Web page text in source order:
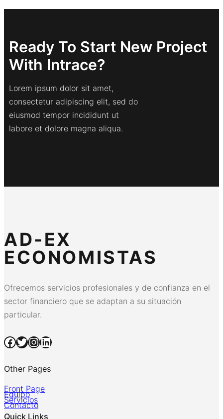
Ready To Start New Project
With Intrace?
Lorem ipsum dolor sit amet,
consectetur adipiscing elit, sed do
eiusmod tempor incididunt ut
labore et dolore magna aliqua.
AD-EX
ECONOMISTAS
Ofrecemos servicios profesionales y de confianza en el
sector financiero que se adaptan a su situación
particular.
Facebook Twitter InstagramLinkedIn
Other Pages
Front Page
Equipo
Servicios
Contacto
Quick Links